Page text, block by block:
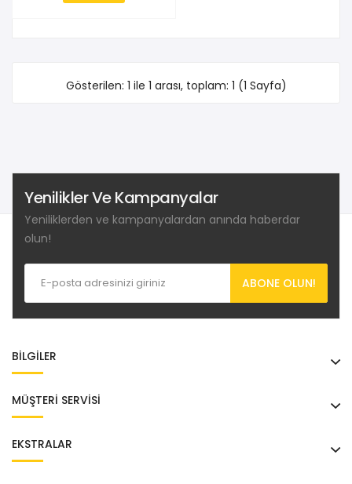
Gösterilen: 1 ile 1 arası, toplam: 1 (1 Sayfa)
Yenilikler Ve Kampanyalar
Yeniliklerden ve kampanyalardan anında haberdar
olun!
ABONE OLUN!
BILGILER
MÜŞTERI SERVISI
EKSTRALAR